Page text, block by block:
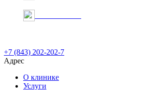
+7 (843) 202-202-7
Адрес
О клинике
Услуги